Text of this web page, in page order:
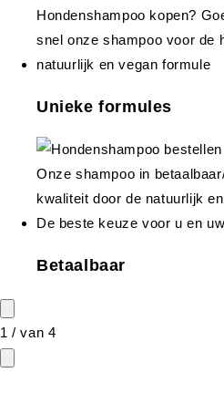
Unieke formules
Betaalbaar
1 /van 4